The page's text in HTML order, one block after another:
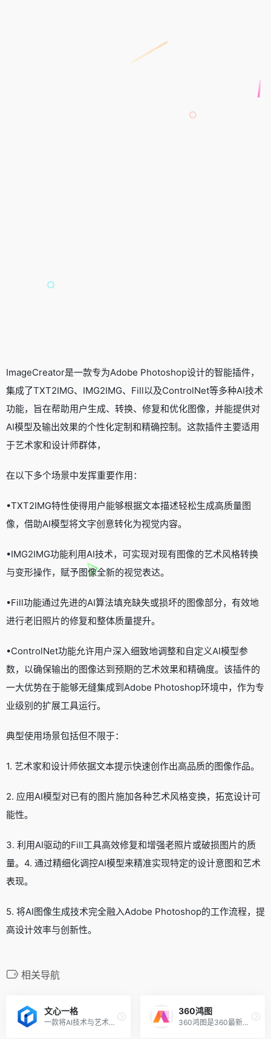
ImageCreator是一款专为Adobe Photoshop设计的智能插件，
集成了TXT2IMG、IMG2IMG、Fill以及ControlNet等多种AI技术
功能，旨在帮助用户生成、转换、修复和优化图像，并能提供对
AI模型及输出效果的个性化定制和精确控制。这款插件主要适用
于艺术家和设计师群体，
在以下多个场景中发挥重要作用：
•TXT2IMG特性使得用户能够根据文本描述轻松生成高质量图
像，借助AI模型将文字创意转化为视觉内容。
•IMG2IMG功能利用AI技术，可实现对现有图像的艺术风格转换
与变形操作，赋予图像全新的视觉表达。
•Fill功能通过先进的AI算法填充缺失或损坏的图像部分，有效地
进行老旧照片的修复和整体质量提升。
•ControlNet功能允许用户深入细致地调整和自定义AI模型参
数，以确保输出的图像达到预期的艺术效果和精确度。该插件的
一大优势在于能够无缝集成到Adobe Photoshop环境中，作为专
业级别的扩展工具运行。
典型使用场景包括但不限于：
1. 艺术家和设计师依据文本提示快速创作出高品质的图像作品。
2. 应用AI模型对已有的图片施加各种艺术风格变换，拓宽设计可
能性。
3. 利用AI驱动的Fill工具高效修复和增强老照片或破损图片的质
量。4. 通过精细化调控AI模型来精准实现特定的设计意图和艺术
表现。
5. 将AI图像生成技术完全融入Adobe Photoshop的工作流程，提
高设计效率与创新性。
相关导航
文心一格
一款将AI技术与艺术创作相结合强大的人工智能辅助创意工具
360鸿图
360鸿图是360最新推出的AI生成图片和插画工具